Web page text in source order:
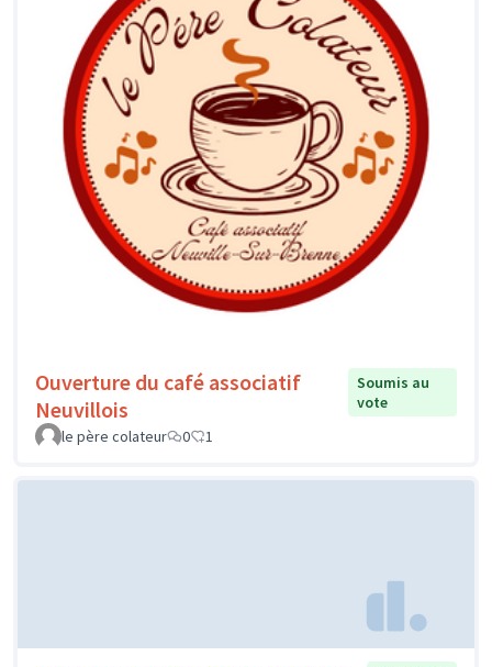
Ouverture du café associatif
Neuvillois
Soumis au
vote
le père colateur
0 1